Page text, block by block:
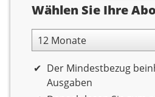
Abolaufzeit
Wählen Sie Ihre
12 Monate Laufzeit
Der Mindestbezug
Ausgaben